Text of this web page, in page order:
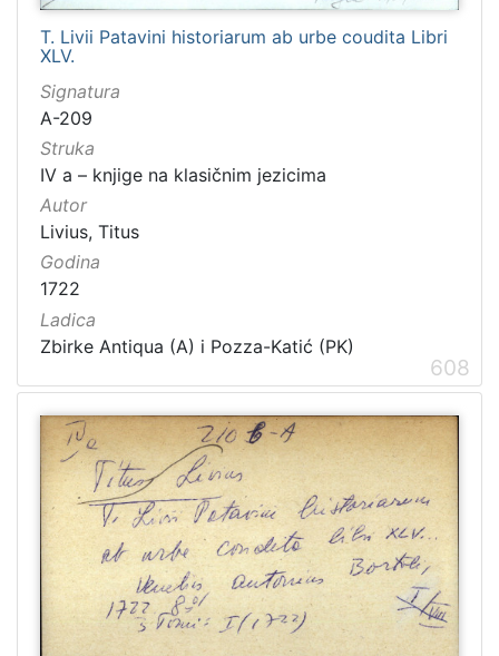
T. Livii Patavini historiarum ab urbe coudita Libri
XLV.
Signatura
A-209
Struka
IV a – knjige na klasičnim jezicima
Autor
Livius, Titus
Godina
1722
Ladica
Zbirke Antiqua (A) i Pozza-Katić (PK)
608